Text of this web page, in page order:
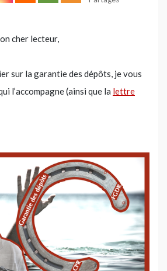
cher lecteur,
sur la garantie des dépôts, je vous
l’accompagne (ainsi que la lettre